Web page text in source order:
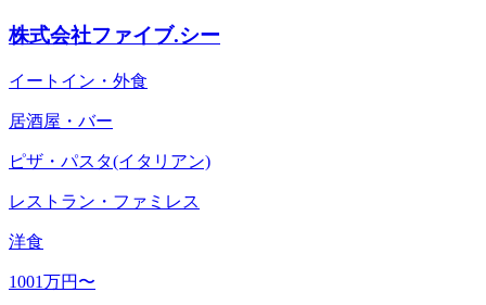
株式会社ファイブ.シー
イートイン・外食
居酒屋・バー
ピザ・パスタ(イタリアン)
レストラン・ファミレス
洋食
1001万円〜